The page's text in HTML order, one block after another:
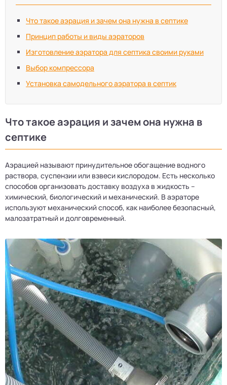
Что такое аэрация и зачем она нужна в септике
Принцип работы и виды аэраторов
Изготовление аэратора для септика своими руками
Выбор компрессора
Установка самодельного аэратора в септик
Что такое аэрация и зачем она нужна в
септике
Аэрацией называют принудительное обогащение водного
раствора, суспензии или взвеси кислородом. Есть несколько
способов организовать доставку воздуха в жидкость –
химический, биологический и механический. В аэраторе
используют механический способ, как наиболее безопасный,
малозатратный и долговременный.